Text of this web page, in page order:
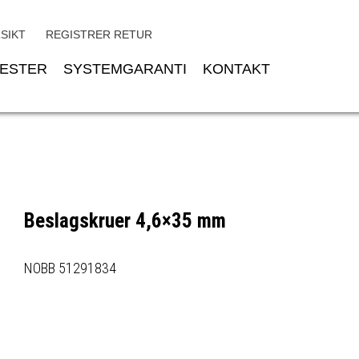
REGISTRER RETUR
SYSTEMGARANTI KONTAKT
Beslagskruer 4,6×35 mm
NOBB 51291834